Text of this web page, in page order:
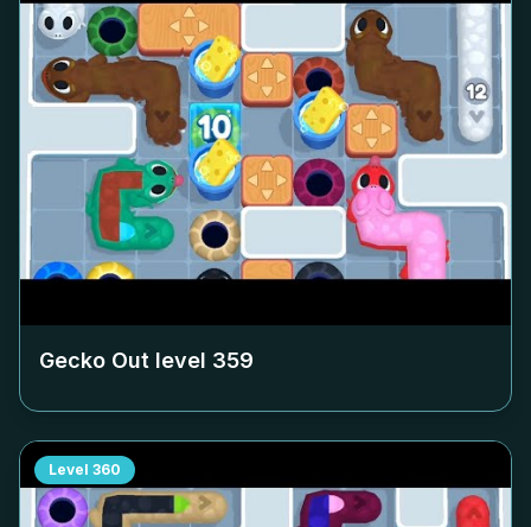
Gecko Out level 359
Level 360